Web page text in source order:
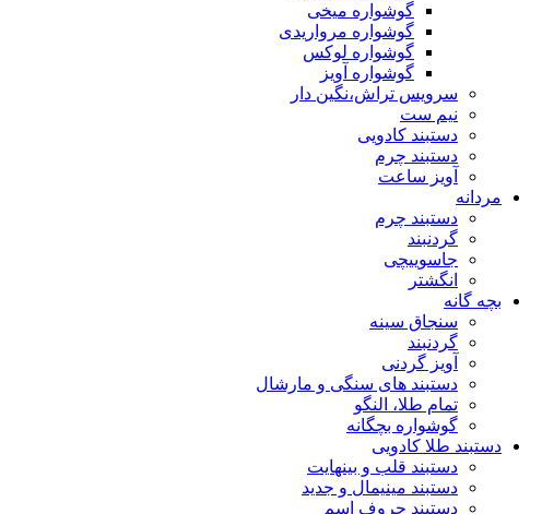
گوشواره میخی
گوشواره مرواریدی
گوشواره لوکس
گوشواره آویز
سرویس تراش،نگین دار
نیم ست
دستبند کادویی
دستبند چرم
آویز ساعت
مردانه
دستبند چرم
گردنبند
جاسوییچی
انگشتر
بچه گانه
سنجاق سینه
گردنبند
آویز گردنی
دستبند های سنگی و مارشال
تمام طلا، النگو
گوشواره بچگانه
دستبند طلا کادویی
دستبند قلب و بینهایت
دستبند مینیمال و جدید
دستبند حروف اسم